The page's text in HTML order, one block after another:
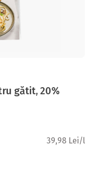
gătit, 20%
39,98 Lei/l